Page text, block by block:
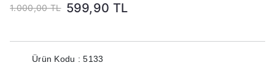
1.000,00 TL 599,90 TL
Ürün Kodu : 5133